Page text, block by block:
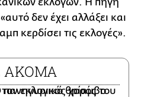
δεν έχει αλλάξει και
κερδίσει τις εκλογές».
ΑΚΟΜΑ